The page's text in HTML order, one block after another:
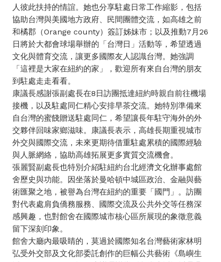
人彼此扶持的情誼。她也分享駐處日常工作縮影，包括
協助台灣與美國地方政府、民間團體交流，如高雄之前
和橘郡（Orange county）簽訂姊妹市；以及推動7月26
日將於大都會球場舉辦的「台灣日」活動等，希望透過
文化與體育交流，讓更多國際友人認識台灣。她強調
「這裡是大家在紐約的家」，歡迎所有來自台灣的朋友
到駐處走走看看。
康議長感謝張副處長在8日訪團抵達紐約時親自前往機場
接機，以及駐處同仁精心安排早茶交流。她特別準備來
自台灣的蜜餞贈送駐處同仁，希望讓長年駐守海外的外
交夥伴回味家鄉滋味。康議長表示，高雄長期重視城市
外交與國際交流，未來更期待借重駐處累積的國際經驗
與人脈網絡，協助高雄拓展更多實質交流機會。
張麗賢副處長也特別介紹駐紐約台北經濟文化辦事處館
舍歷史與功能。因坐落於曼哈頓中城區政治、金融與藝
術匯聚之地，被譽為台灣在紐約的重要「國門」。訪團
對代表處肩負僑務服務、國際交流及公共外交等任務深
感興趣，也對館舍在國際城市核心區所展現的象徵意義
留下深刻印象。
館舍大廳內最吸睛的，莫過於國際知名台灣藝術家林明
弘受外交部及文化部委託創作的巨幅公共藝術《島嶼生